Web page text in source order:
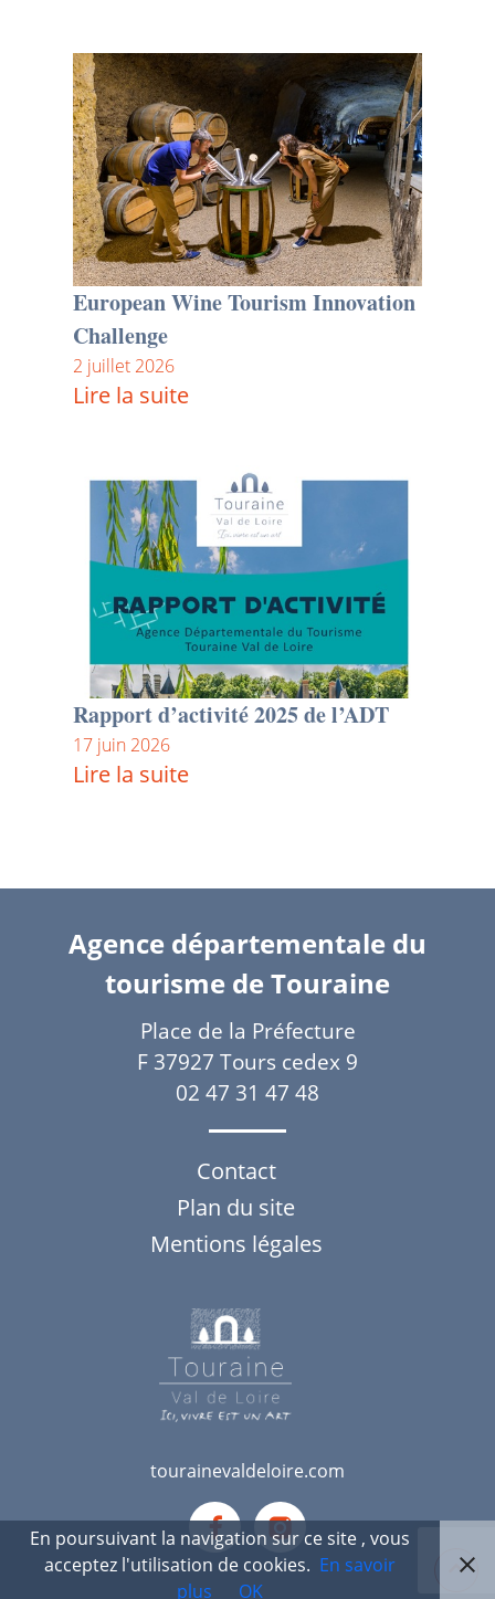
European Wine Tourism Innovation
Challenge
2 juillet 2026
Lire la suite
Rapport d’activité 2025 de l’ADT
17 juin 2026
Lire la suite
Agence départementale du
tourisme de Touraine
Place de la Préfecture
F 37927 Tours cedex 9
02 47 31 47 48
Contact
Plan du site
Mentions légales
tourainevaldeloire.com
Notre
compte
FB
Notre
compte
instagram
En poursuivant la navigation sur ce site , vous
acceptez l'utilisation de cookies. En savoir
plus
OK